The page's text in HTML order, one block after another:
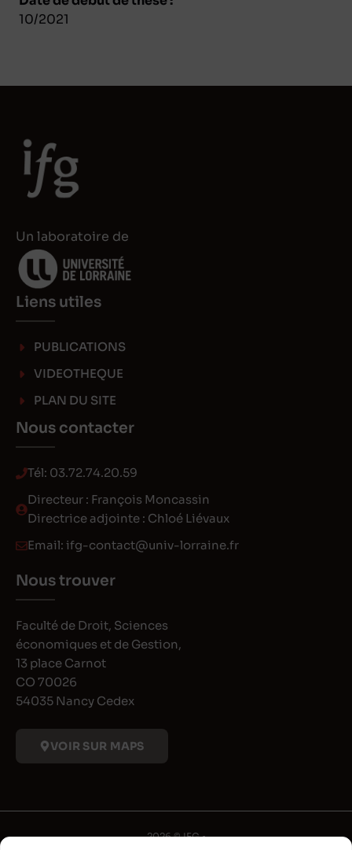
10/2021
Un laboratoire de
Liens utiles
PUBLICATIONS
VIDEOTHEQUE
PLAN DU SITE
Nous contacter
Tél: 03.72.74.20.59
Directeur : François Moncassin
Directrice adjointe : Chloé Liévaux
Email: ifg-contact@univ-lorraine.fr
Nous trouver
Faculté de Droit, Sciences
économiques et de Gestion,
13 place Carnot
CO 70026
54035 Nancy Cedex
VOIR SUR MAPS
2026 © IFG •